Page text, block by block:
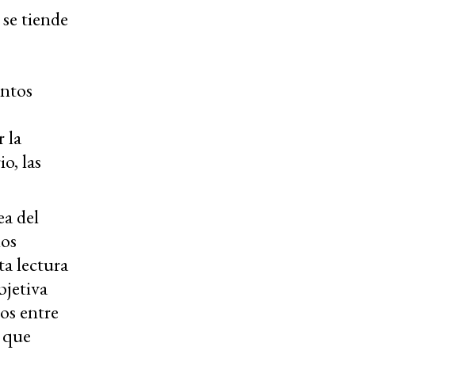
tiende
la
las
del
lectura
entre